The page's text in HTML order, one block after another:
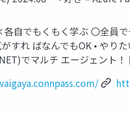
自でもくもく学ぶ 〇全員
すれ ばなんでもOK • やり
でマルチ エージェント